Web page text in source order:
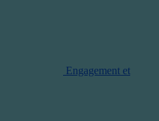
Engagement et